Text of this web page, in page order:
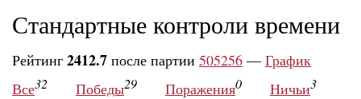
Стандартные контроли времени
Рейтинг 2412.7 после партии 505256 — График
Все32 Победы29 Поражения0 Ничьи3